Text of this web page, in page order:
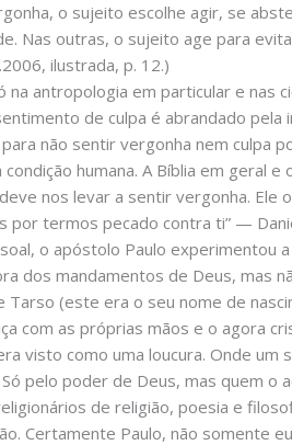
o sujeito escolhe agir, se
Nas outras, o sujeito age para
ilustrada, p. 12.)
na antropologia em particular e nas
de culpa é abrandado
não sentir vergonha nem culpa
humana. A Bíblia em geral
nos levar a sentir vergonha.
por termos pecado contra ti” —
o apóstolo Paulo experimentou
dos mandamentos de Deus, mas
Tarso (este era o seu nome de
com as próprias mãos e o agora
visto como uma loucura. Onde
pelo poder de Deus, mas quem o
de religião, poesia e
Certamente Paulo, não somente